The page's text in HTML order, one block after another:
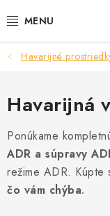
na
EKOLÓGIA
BEZPEČNOSŤ
ORGANIZÁCIA
ZDRAVIE
Havarijné
Havarijná
Ponúkame
ADR a súpravy
režime ADR. Kúpte
čo vám chýba.